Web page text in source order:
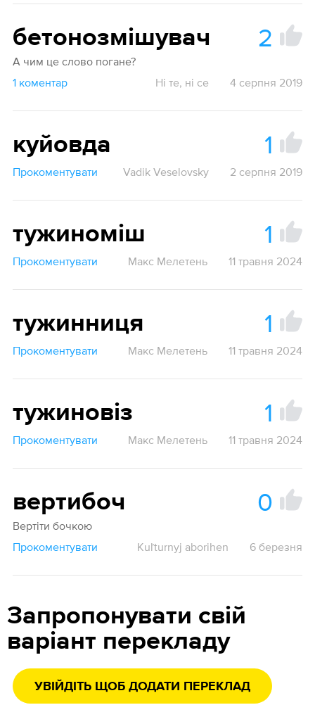
бетонозмішувач 2
А чим це слово погане?
1 коментар
Ні те, ні се 4 серпня 2019
куйовда 1
Прокоментувати Vadik Veselovsky 2 серпня 2019
тужиноміш 1
Прокоментувати Макс Мелетень 11 травня 2024
тужинниця 1
Прокоментувати Макс Мелетень 11 травня 2024
тужиновіз 1
Прокоментувати Макс Мелетень 11 травня 2024
вертибоч 0
Вертіти бочкою
Прокоментувати
Kuľturnyj aborihen 6 березня
Запропонувати свій
варіант перекладу
УВІЙДІТЬ ЩОБ ДОДАТИ ПЕРЕКЛАД